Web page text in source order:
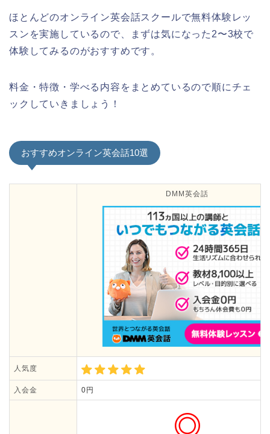
ほとんどのオンライン英会話スクールで無料体験レッ
スンを実施しているので、まずは気になった2〜3校で
体験してみるのがおすすめです。
料金・特徴・学べる内容をまとめているので順にチェ
ックしていきましょう！
おすすめオンライン英会話10選
DMM英会話
人気度
入会金 0円